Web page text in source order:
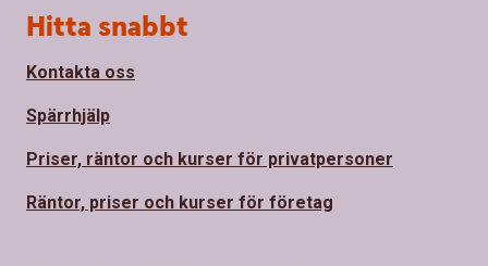
Sidfot
Hitta snabbt
Kontakta oss
Spärrhjälp
Priser, räntor och kurser för privatpersoner
Räntor, priser och kurser för företag